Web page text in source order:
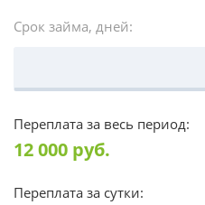
Срок займа, дней:
Переплата за весь период:
12 000 руб.
Переплата за сутки: